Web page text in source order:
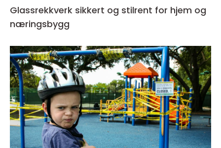
Glassrekkverk sikkert og stilrent for hjem og
næringsbygg